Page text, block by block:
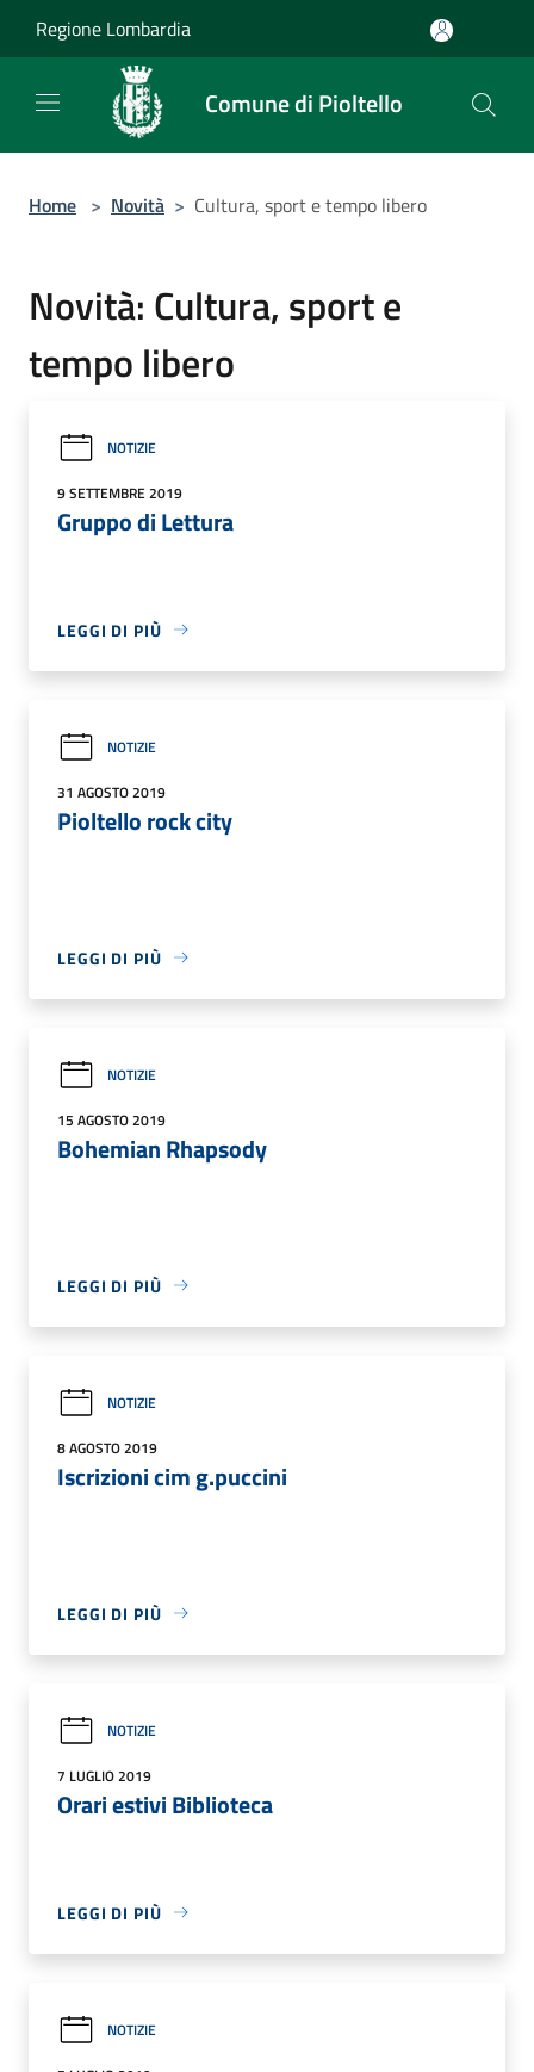
Regione Lombardia
Comune di Pioltello
Home > Novità > Cultura, sport e tempo libero
Novità: Cultura, sport e
tempo libero
NOTIZIE
9 SETTEMBRE 2019
Gruppo di Lettura
LEGGI DI PIÙ
NOTIZIE
31 AGOSTO 2019
Pioltello rock city
LEGGI DI PIÙ
NOTIZIE
15 AGOSTO 2019
Bohemian Rhapsody
LEGGI DI PIÙ
NOTIZIE
8 AGOSTO 2019
Iscrizioni cim g.puccini
LEGGI DI PIÙ
NOTIZIE
7 LUGLIO 2019
Orari estivi Biblioteca
LEGGI DI PIÙ
NOTIZIE